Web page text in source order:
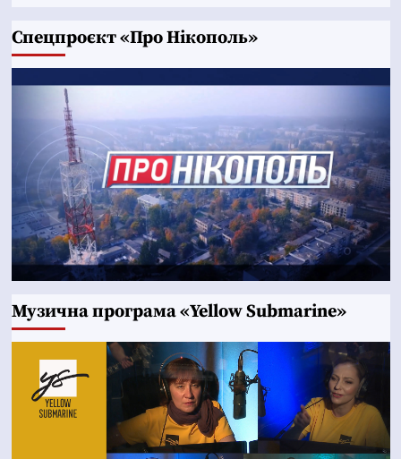
Cпецпроєкт «Про Нікополь»
Музична програма «Yellow Submarine»